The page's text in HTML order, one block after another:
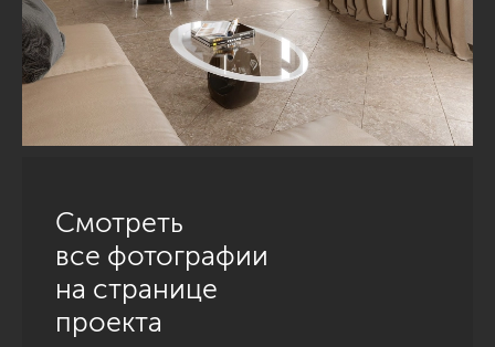
Смотреть
все фотографии
на странице
проекта